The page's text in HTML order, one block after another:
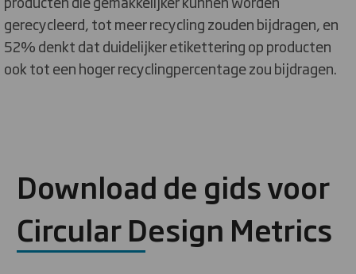
gerecycleerd, tot meer recycling zouden bijdragen, en
52% denkt dat duidelijker etikettering op producten
ook tot een hoger recyclingpercentage zou bijdragen.
Download de gids voor
Circular Design Metrics